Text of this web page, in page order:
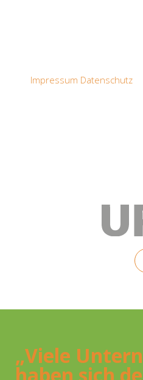
Impressum Datenschutz
„Vie­le